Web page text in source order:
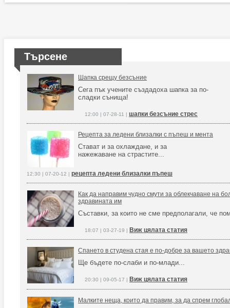
Търсене
Шапка срещу безсъние
Сега пък учените създадоха шапка за по-
сладки сънища!
12:00 | 07-28-11 | шапки безсъние стрес
Рецепта за ледени близалки с пъпеш и мента
Стават и за охлаждане, и за
нажежаване на страстите...
12:30 | 07-20-12 | рецепта ледени близалки пъпеш
Как да направим чудно смути за облекчаване на
здравината им
Съставки, за които не сме предполагали, че
18:07 | 03-27-19 | Виж цялата статия
Спането в студена стая е по-добре за вашето
Ще бъдете по-слаби и по-млади...
20:30 | 09-05-17 | Виж цялата статия
Малките неща, които да правим, за да спрем